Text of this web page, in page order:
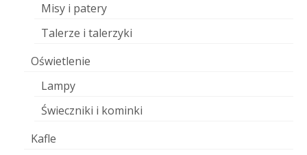
Misy i patery
Talerze i talerzyki
Oświetlenie
Lampy
Świeczniki i kominki
Kafle